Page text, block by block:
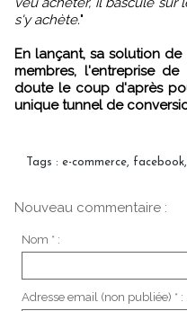
s'y achète."
En lançant, sa solution
membres, l'entreprise
doute le coup d'après
unique tunnel de
Tags : e-commerce, facebook,
Nouveau commentaire :
Nom * :
Adresse email (non publiée) * :